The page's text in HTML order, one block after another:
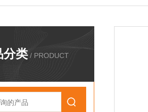
分类 / PRODUCT